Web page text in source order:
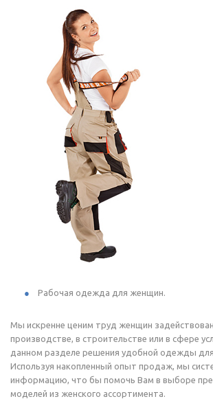
Рабочая одежда для женщин.
Мы искренне ценим труд женщин
производстве, в строительстве или в сфере
данном разделе решения удобной одежды
Используя накопленный опыт продаж, мы
информацию, что бы помочь Вам в выборе
моделей из женского ассортимента.